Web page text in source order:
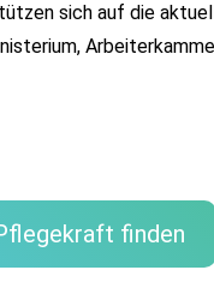
sich auf die
finden